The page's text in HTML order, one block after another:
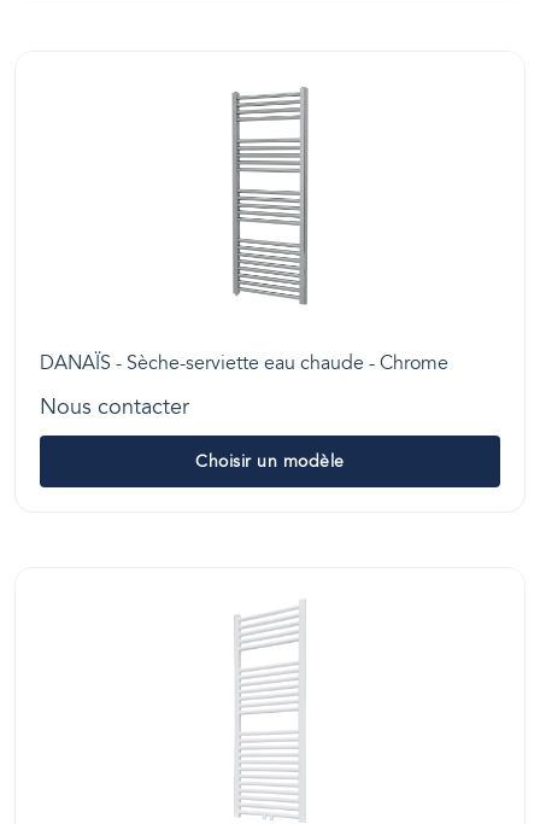
DANAÏS - Sèche-serviette eau chaude - Chrome
Nous contacter
Choisir un modèle